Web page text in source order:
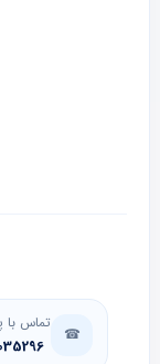
☎
تماس با